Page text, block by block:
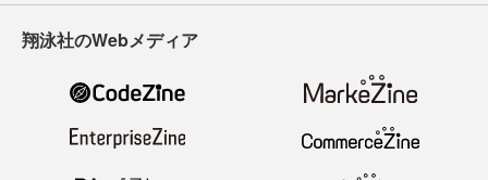
翔泳社のWebメディア